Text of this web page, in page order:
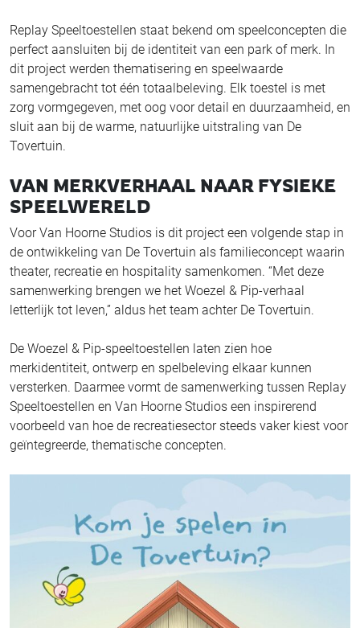
Replay Speeltoestellen staat bekend om speelconcepten die
perfect aansluiten bij de identiteit van een park of merk. In
dit project werden thematisering en speelwaarde
samengebracht tot één totaalbeleving. Elk toestel is met
zorg vormgegeven, met oog voor detail en duurzaamheid, en
sluit aan bij de warme, natuurlijke uitstraling van De
Tovertuin.
VAN MERKVERHAAL NAAR FYSIEKE
SPEELWERELD
Voor Van Hoorne Studios is dit project een volgende stap in
de ontwikkeling van De Tovertuin als familieconcept waarin
theater, recreatie en hospitality samenkomen. “Met deze
samenwerking brengen we het Woezel & Pip-verhaal
letterlijk tot leven,” aldus het team achter De Tovertuin.
De Woezel & Pip-speeltoestellen laten zien hoe
merkidentiteit, ontwerp en spelbeleving elkaar kunnen
versterken. Daarmee vormt de samenwerking tussen Replay
Speeltoestellen en Van Hoorne Studios een inspirerend
voorbeeld van hoe de recreatiesector steeds vaker kiest voor
geïntegreerde, thematische concepten.